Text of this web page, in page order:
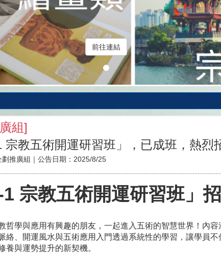
前往連結
組]
宗教五術開運研習班」，已成班，熱烈
劃推廣組 ｜公告日期： 2025/8/25
1 宗教五術開運研習班」
哲學與應用有興趣的朋友，一起進入五術的智慧世界！內
絡、開運風水與五術應用入門透過系統性的學習，讓學員
養與運勢提升的新契機。